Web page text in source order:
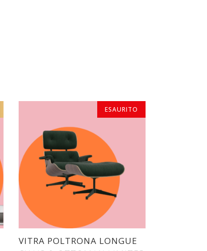
ESAURITO
ESAURITO
VITRA POLTRONA LONGUE